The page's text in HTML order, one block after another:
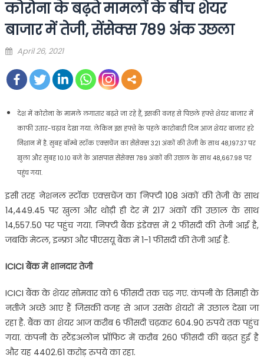
कोरोना के बढ़ते मामलों के बीच शेयर
बाजार में तेजी, सेंसेक्स 789 अंक उछला
Posted
April 26, 2021
देश में कोरोना के मामले लगातार बढ़ते जा रहे हैं, इसकी वजह से पिछले हफ्ते शेयर बाजार में
काफी उतार-चढ़ाव देखा गया. लेकिन इस हफ्ते के पहले कारोबारी दिन आज शेयर बाजार हरे
निशान में है. सुबह बाॅम्बे स्टाॅक एक्सचेंज का सेंसेक्स 321 अंकों की तेजी के साथ 48,197.37 पर
खुला और सुबह 10.10 बजे के आसपास सेंसेक्स 789 अंकों की उछाल के साथ 48,667.98 पर
पहुंच गया.
इसी तरह नेशनल स्टाॅक एक्सचेंज का निफ्टी 108 अंकों की तेजी के साथ
14,449.45 पर खुला और थोड़ी ही देर में 217 अंकों की उछाल के साथ
14,557.50 पर पहुंच गया. निफ्टी बैंक इंडेक्स में 2 फीसदी की तेजी आई है,
जबकि मेटल, इन्फ्रा और पीएसयू बैंक में 1-1 फीसदी की तेजी आई है.
ICICI बैंक में शानदार तेजी
ICICI बैंक के शेयर सोमवार को 6 फीसदी तक चढ़ गए. कंपनी के तिमाही के
नतीजे अच्छे आए हैं जिसकी वजह से आज उसके शेयरों में उछाल देखा जा
रहा है. बैंक का शेयर आज करीब 6 फीसदी चढ़कर 604.90 रुपये तक पहुंच
गया. कंपनी के स्टैंडअलोन प्राॅफिट में करीब 260 फीसदी की बढ़त हुई है
और यह 4402.61 करोड़ रुपये का रहा.